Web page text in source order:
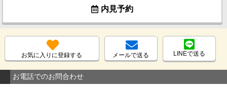
内見予約
お気に入りに登録する メールで送る LINEで送る
お電話でのお問合わせ